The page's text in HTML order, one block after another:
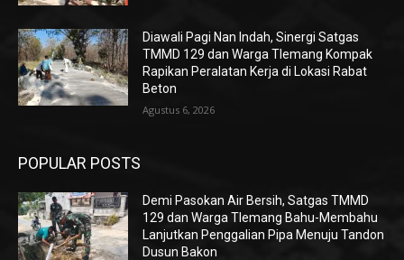
Diawali Pagi Nan Indah, Sinergi Satgas
TMMD 129 dan Warga Tlemang Kompak
Rapikan Peralatan Kerja di Lokasi Rabat
Beton
Agustus 6, 2026
POPULAR POSTS
Demi Pasokan Air Bersih, Satgas TMMD
129 dan Warga Tlemang Bahu-Membahu
Lanjutkan Penggalian Pipa Menuju Tandon
Dusun Bakon